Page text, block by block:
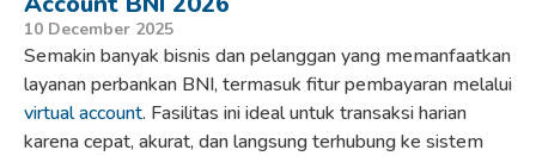
10 December 2025
Semakin banyak bisnis dan pelanggan yang memanfaatkan
layanan perbankan BNI, termasuk fitur pembayaran melalui
virtual account. Fasilitas ini ideal untuk transaksi harian
karena cepat, akurat, dan langsung terhubung ke sistem